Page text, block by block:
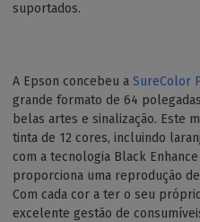
suportados.
A Epson concebeu a SureColor
grande formato de 64
belas artes e sinalização. Este
tinta de 12 cores, incluindo
com a tecnologia Black
proporciona uma reprodução
Com cada cor a ter o seu
excelente gestão de